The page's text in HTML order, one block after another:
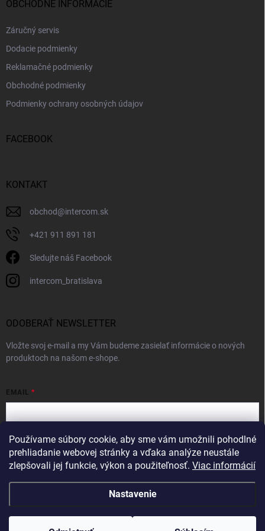
Používame súbory cookie, aby sme vám umožnili pohodlné
prehliadanie webovej stránky a vďaka analýze neustále
zlepšovali jej funkcie, výkon a použiteľnosť. Viac informácií
Nastavenie
OBCHODNÉ INFORMÁCIE
Záručný servis
Dodacie podmienky
Reklamačné podmienky
Obchodné podmienky
Podmienky ochrany osobných údajov
FACEBOOK
KONTAKT
obchod@intercom.sk
+421 911 891 181
Sledujte náš Facebook
intercom_bratislava
ODOBERAŤ NEWSLETTER
Vložte svoj e-mail a my Vám budeme zasielať informácie o nových
produktoch na našom e-shope.
EMAIL
Vložením e-mailu súhlasíte spodmienkami ochrany osobných údajov
Prihlásiť sa
Copyright 2026 . Všetky práva vyhradené.